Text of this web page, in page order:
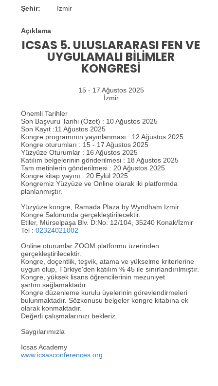
Şehir: İzmir
Açıklama
ICSAS 5. ULUSLARARASI FEN VE
UYGULAMALI BILIMLER
KONGRESI
15 - 17 Ağustos 2025
İzmir
Önemli Tarihler
Son Başvuru Tarihi (Özet) : 10 Ağustos 2025
Son Kayıt :11 Ağustos 2025
Kongre programının yayınlanması : 12 Ağustos 2025
Kongre oturumları : 15 - 17 Ağustos 2025
Yüzyüze Oturumlar : 16 Ağustos 2025
Katılım belgelerinin gönderilmesi : 18 Ağustos 2025
Tam metinlerin gönderilmesi : 20 Ağustos 2025
Kongre kitap yayını : 20 Eylül 2025
Kongremiz Yüzyüze ve Online olarak iki platformda
planlanmıştır.
Yüzyüze kongre, Ramada Plaza by Wyndham Izmir
Kongre Salonunda gerçekleştirilecektir.
Etiler, Mürselpaşa Blv. D:No: 12/104, 35240 Konak/İzmir
Tel : 02324021002​
Online oturumlar ZOOM platformu üzerinden
gerçekleştirilecektir.
Kongre, doçentlik, teşvik, atama ve yükselme kriterlerine
uygun olup, Türkiye'den katılım % 45 ile sınırlandırılmıştır.
Kongre, yüksek lisans öğrencilerinin mezuniyet
şartını sağlamaktadır.
Kongre düzenleme kurulu üyelerinin görevlendirmeleri
bulunmaktadır. Sözkonusu belgeler kongre kitabına ek
olarak konmaktadır.
Değerli çalışmalarınızı bekleriz.
Saygılarımızla
Icsas Academy
www.icsasconferences.org